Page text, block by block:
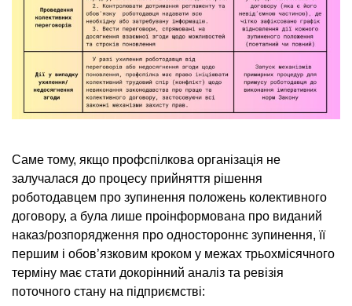
Саме тому, якщо профспілкова організація не
залучалася до процесу прийняття рішення
роботодавцем про зупинення положень колективного
договору, а була лише проінформована про виданий
наказ/розпорядження про одностороннє зупинення, її
першим і обов’язковим кроком у межах трьохмісячного
терміну має стати докорінний аналіз та ревізія
поточного стану на підприємстві: